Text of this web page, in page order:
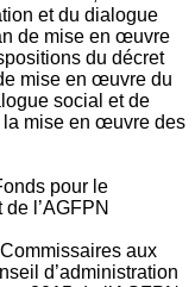
et du dialogue
de mise en œuvre
du décret
mise en œuvre du
social et de
la mise en œuvre des
pour le
l’AGFPN
aux
d’administration